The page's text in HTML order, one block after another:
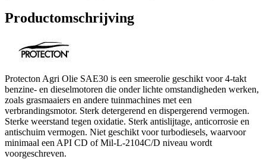
Productomschrijving
Protecton Agri Olie SAE30 is een smeerolie geschikt voor 4-takt
benzine- en dieselmotoren die onder lichte omstandigheden werken,
zoals grasmaaiers en andere tuinmachines met een
verbrandingsmotor. Sterk detergerend en dispergerend vermogen.
Sterke weerstand tegen oxidatie. Sterk antislijtage, anticorrosie en
antischuim vermogen. Niet geschikt voor turbodiesels, waarvoor
minimaal een API CD of Mil-L-2104C/D niveau wordt
voorgeschreven.